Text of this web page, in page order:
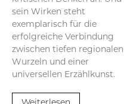
sein Wirken steht
exemplarisch für die
erfolgreiche Verbindung
zwischen tiefen regionalen
Wurzeln und einer
universellen Erzählkunst.